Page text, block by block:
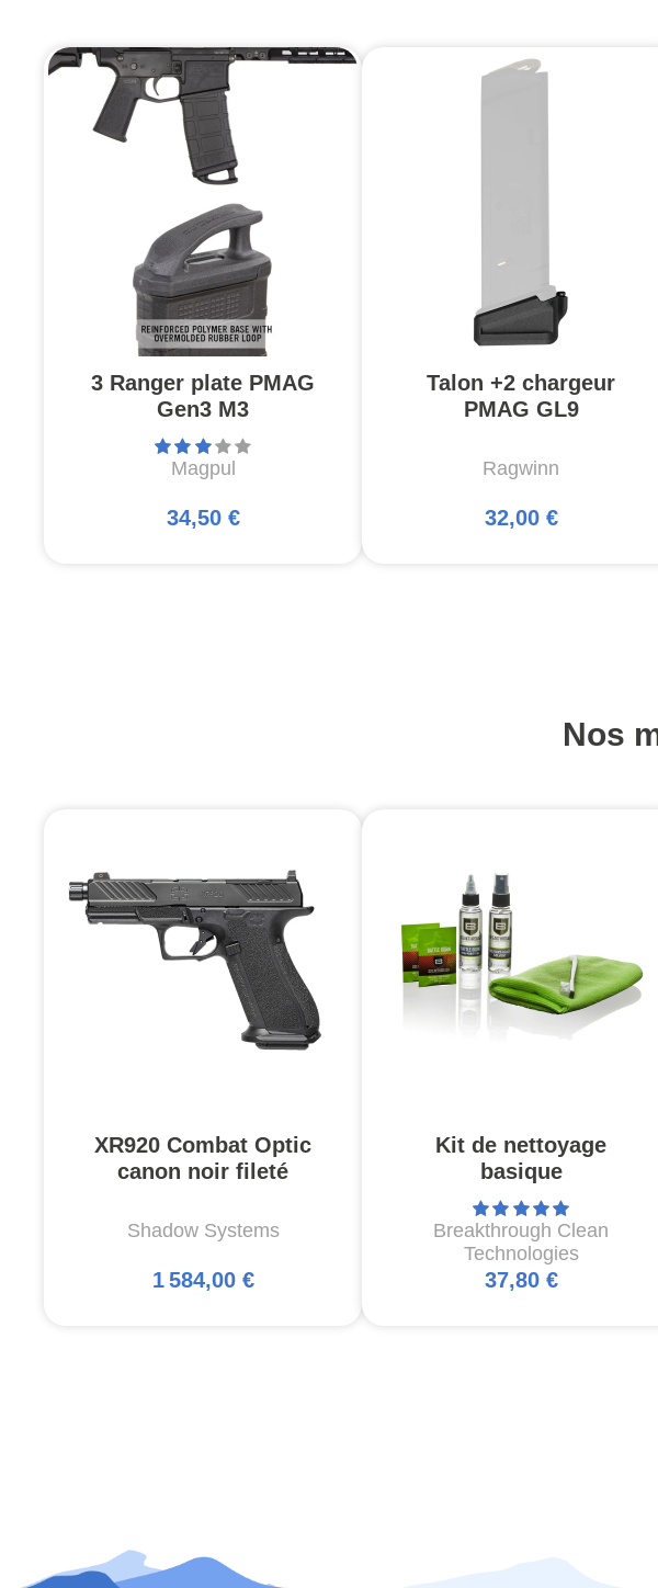
3 Ranger plate PMAG
Gen3 M3
Magpul
34,50 €
Talon +2 chargeur
PMAG GL9
Ragwinn
32,00 €
Nos
XR920 Combat Optic
canon noir fileté
Shadow Systems
1 584,00 €
Kit de nettoyage
basique
Breakthrough Clean
Technologies
37,80 €